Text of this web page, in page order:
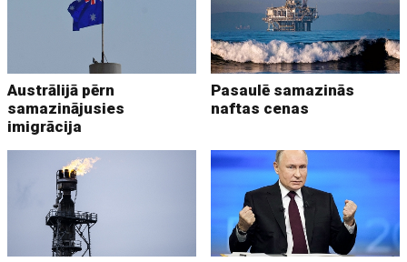
Austrālijā pērn
samazinājusies
imigrācija
Pasaulē samazinās
naftas cenas